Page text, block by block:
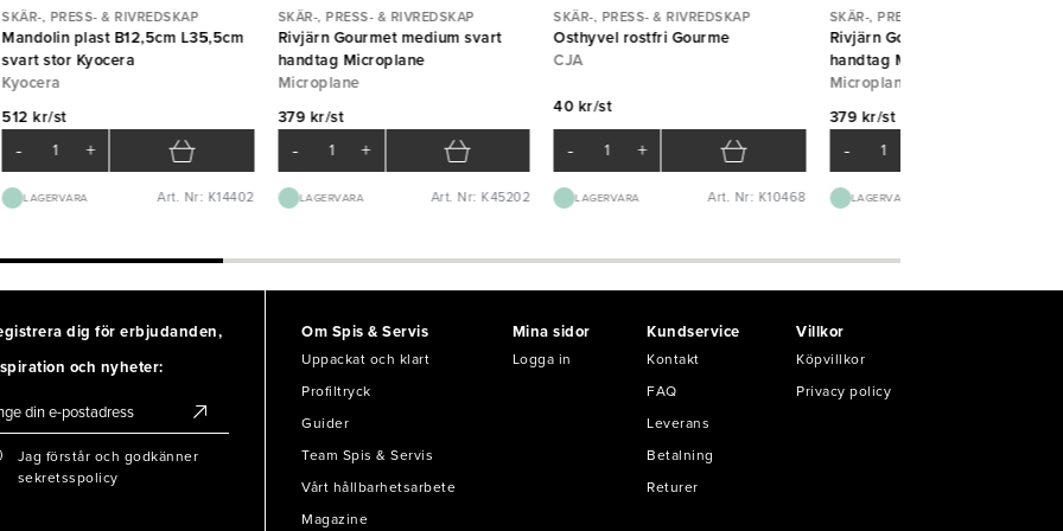
SKÄR-, PRESS- & RIVREDSKAP
Mandolin plast B12,5cm L35,5cm
svart stor Kyocera
Kyocera
512 kr/st
- +
LAGERVARA Art. Nr: K14402
SKÄR-, PRESS- & RIVREDSKAP
Rivjärn Gourmet medium svart
handtag Microplane
Microplane
379 kr/st
- +
LAGERVARA Art. Nr: K45202
SKÄR-, PRESS- & RIVREDSKAP
Osthyvel rostfri Gourme
CJA
40 kr/st
- +
LAGERVARA Art. Nr: K10468
SKÄR-, PRESS- & RIVREDSKAP
Rivjärn Gourmet grov svart
handtag Microplane
Microplane
379 kr/st
-
LAGERVARA
dig för erbjudanden,
och nyheter:
Jag förstår och godkänner
sekretsspolicy
Om Spis & Servis
Uppackat och klart
Profiltryck
Guider
Team Spis & Servis
Vårt hållbarhetsarbete
Magazine
Mina sidor
Logga in
Kundservice
Kontakt
FAQ
Leverans
Betalning
Returer
Villkor
Köpvillkor
Privacy policy